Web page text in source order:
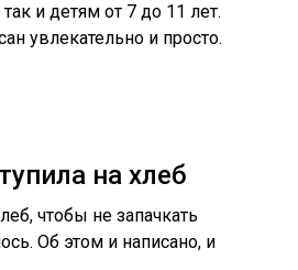
и детям от 7 до 11 лет.
увлекательно и просто.
на хлеб
чтобы не запачкать
Об этом и написано, и